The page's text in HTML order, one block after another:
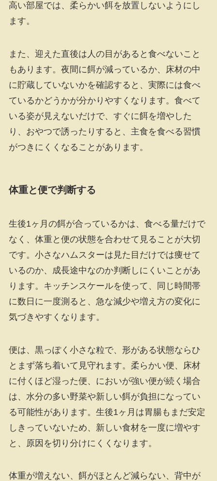
高い部屋では、柔らかい餌を放置しないようにし
ます。
また、迎えた直後は人の目があると食べないこと
もあります。夜間に餌が減っているか、床材の中
に貯蔵していないかを確認すると、実際には食べ
ているかどうかが分かりやすくなります。食べて
いる姿が見えないだけで、すぐに餌を増やした
り、おやつで誘ったりすると、主食を食べる習慣
がつきにくくなることがあります。
体重と便で判断する
生後1ヶ月の餌が合っているかは、食べる量だけで
なく、体重と便の状態を合わせて見ることが大切
です。小さなハムスターは見た目だけでは痩せて
いるのか、成長途中なのか判断しにくいことがあ
ります。キッチンスケールを使って、同じ時間帯
に数日に一度測ると、急な減少や増え方の変化に
気づきやすくなります。
便は、黒っぽく小さな粒で、形がある状態ならひ
とまず落ち着いて見守れます。柔らかい便、床材
に付くほど湿った便、においが強い便が続く場合
は、水分の多い野菜や新しい餌が負担になってい
る可能性があります。生後1ヶ月は胃腸もまだ安定
しきっていないため、新しい食材を一度に増やす
と、原因を切り分けにくくなります。
体重が増えない、餌がほとんど減らない、背中が